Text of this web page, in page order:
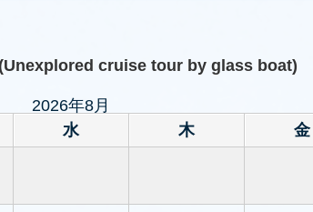
(Unexplored cruise tour by glass boat)
2026年8月
水 木 金